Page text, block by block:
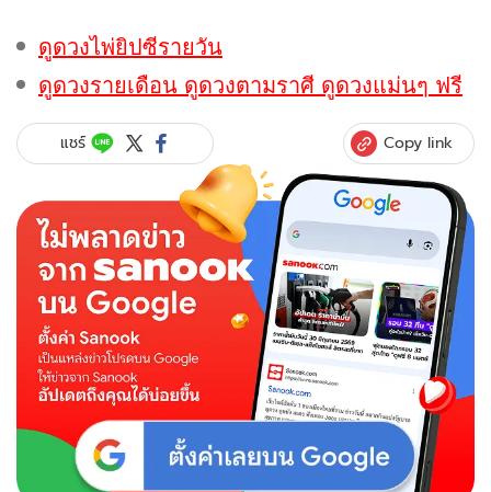
ดูดวงไพ่ยิปซีรายวัน
ดูดวงรายเดือน ดูดวงตามราศี ดูดวงแม่นๆ ฟรี
แชร์ Copy link